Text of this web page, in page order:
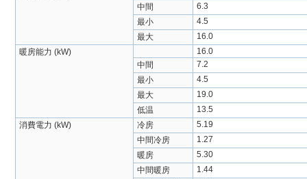
中間
6.3
最小
4.5
最大
16.0
暖房能力 (kW)
16.0
中間
7.2
最小
4.5
最大
19.0
低温
13.5
消費電力 (kW)
冷房
5.19
中間冷房
1.27
暖房
5.30
中間暖房
1.44